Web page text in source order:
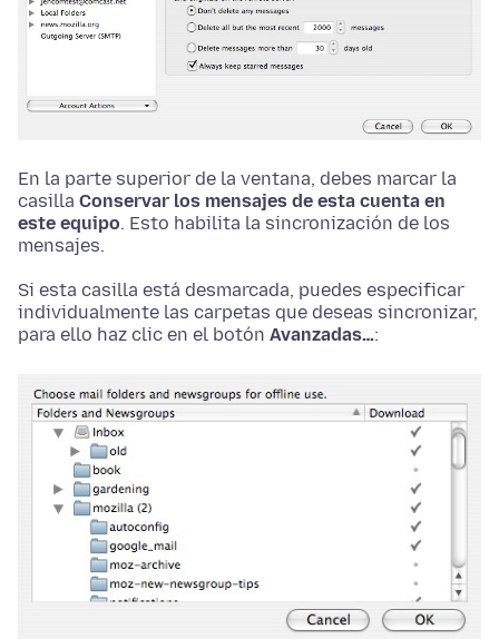
En la parte superior de la ventana, debes marcar la
casilla Conservar los mensajes de esta cuenta en
este equipo. Esto habilita la sincronización de los
mensajes.
Si esta casilla está desmarcada, puedes especificar
individualmente las carpetas que deseas sincronizar,
para ello haz clic en el botón Avanzadas…: